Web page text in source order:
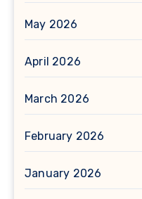
May 2026
April 2026
March 2026
February 2026
January 2026